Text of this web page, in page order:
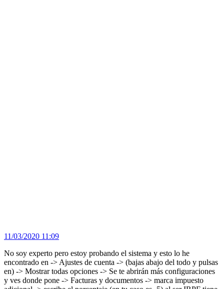
11/03/2020 11:09
No soy experto pero estoy probando el sistema y esto lo he
encontrado en -> Ajustes de cuenta -> (bajas abajo del todo y pulsas
en) -> Mostrar todas opciones -> Se te abrirán más configuraciones
y ves donde pone -> Facturas y documentos -> marca impuesto